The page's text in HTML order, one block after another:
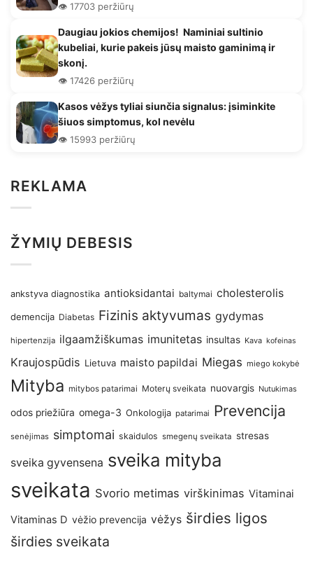
👁️ 17703 peržiūrų
Daugiau jokios chemijos! Naminiai sultinio
kubeliai, kurie pakeis jūsų maisto gaminimą ir
skonį.
👁️ 17426 peržiūrų
Kasos vėžys tyliai siunčia signalus: įsiminkite
šiuos simptomus, kol nevėlu
👁️ 15993 peržiūrų
REKLAMA
ŽYMIŲ DEBESIS
ankstyva diagnostika antioksidantai baltymai cholesterolis
demencija Diabetas Fizinis aktyvumas gydymas
hipertenzija ilgaamžiškumas imunitetas insultas Kava kofeinas
Kraujospūdis Lietuva maisto papildai Miegas miego kokybė
Mityba mitybos patarimai Moterų sveikata nuovargis Nutukimas
odos priežiūra omega-3 Onkologija patarimai Prevencija
senėjimas simptomai skaidulos smegenų sveikata stresas
sveika gyvensena sveika mityba
sveikata Svorio metimas virškinimas Vitaminai
Vitaminas D vėžio prevencija vėžys širdies ligos
širdies sveikata